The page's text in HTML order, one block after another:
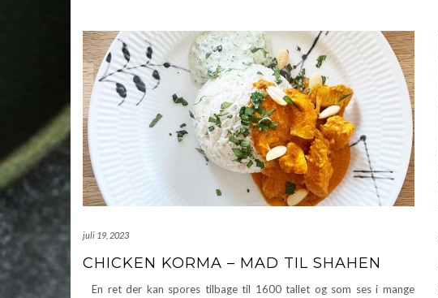
juli 19, 2023
CHICKEN KORMA – MAD TIL SHAHEN
En ret der kan spores tilbage til 1600 tallet og som ses i mange